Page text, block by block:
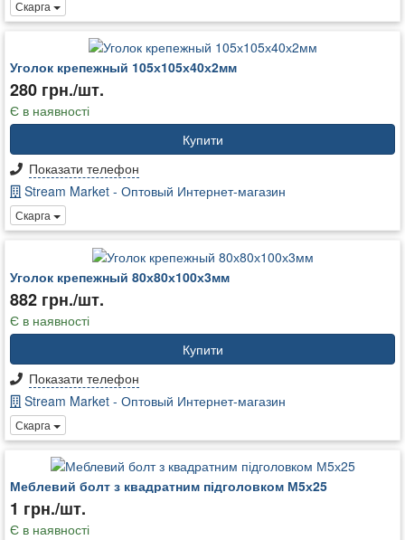
Скарга
Уголок крепежный 105х105х40х2мм
280 грн./шт.
Є в наявності
Купити
Показати телефон
Stream Market - Оптовый Интернет-магазин
Скарга
Уголок крепежный 80х80х100х3мм
882 грн./шт.
Є в наявності
Купити
Показати телефон
Stream Market - Оптовый Интернет-магазин
Скарга
Меблевий болт з квадратним підголовком М5х25
1 грн./шт.
Є в наявності